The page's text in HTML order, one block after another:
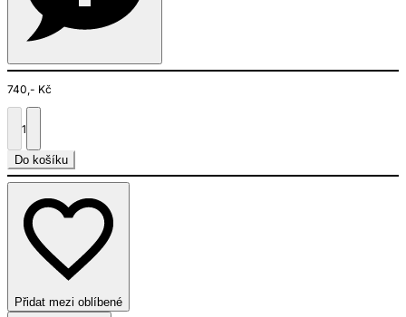
740,- Kč
1
Do košíku
Přidat mezi oblíbené